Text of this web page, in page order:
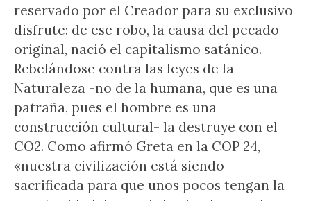
reservado por el Creador para su exclusivo
disfrute: de ese robo, la causa del pecado
original, nació el capitalismo satánico.
Rebelándose contra las leyes de la
Naturaleza -no de la humana, que es una
patraña, pues el hombre es una
construcción cultural- la destruye con el
CO2. Como afirmó Greta en la COP 24,
«nuestra civilización está siendo
sacrificada para que unos pocos tengan la